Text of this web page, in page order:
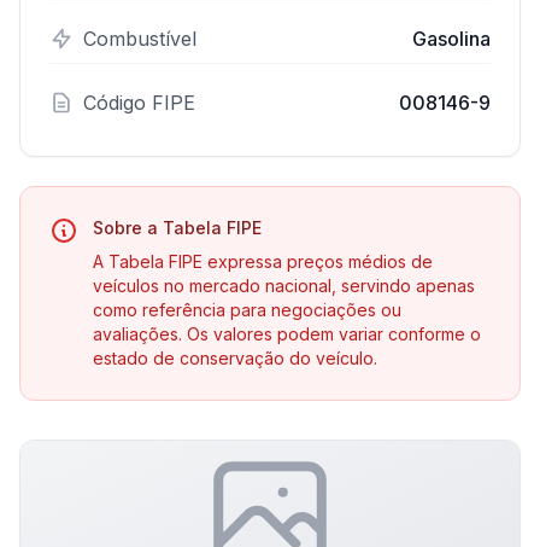
Combustível Gasolina
Código FIPE 008146-9
Sobre a Tabela FIPE
A Tabela FIPE expressa preços médios de
veículos no mercado nacional, servindo apenas
como referência para negociações ou
avaliações. Os valores podem variar conforme o
estado de conservação do veículo.